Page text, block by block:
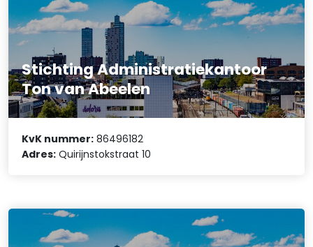
Stichting Administratiekantoor
Ton van Abeelen
KvK nummer: 86496182
Adres: Quirijnstokstraat 10